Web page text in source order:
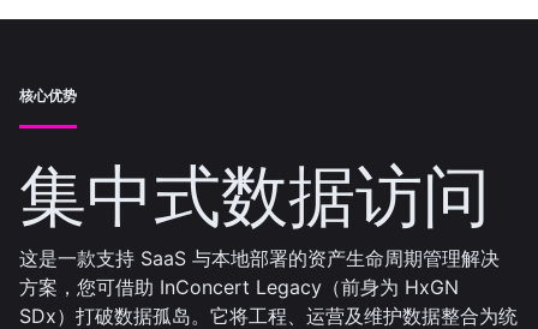
核心优势
集中式数据访问
这是一款支持 SaaS 与本地部署的资产生命周期管理解决
方案，您可借助 InConcert Legacy（前身为 HxGN
SDx）打破数据孤岛。它将工程、运营及维护数据整合为统